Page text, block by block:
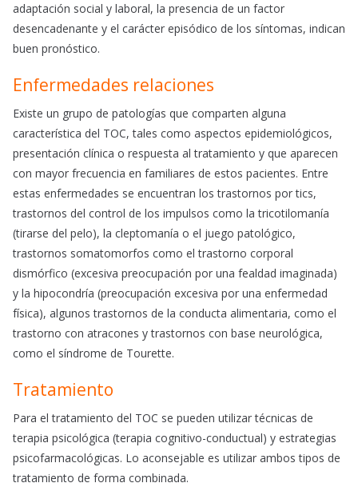
adaptación social y laboral, la presencia de un factor
desencadenante y el carácter episódico de los síntomas, indican
buen pronóstico.
Enfermedades relaciones
Existe un grupo de patologías que comparten alguna
característica del TOC, tales como aspectos epidemiológicos,
presentación clínica o respuesta al tratamiento y que aparecen
con mayor frecuencia en familiares de estos pacientes. Entre
estas enfermedades se encuentran los trastornos por tics,
trastornos del control de los impulsos como la tricotilomanía
(tirarse del pelo), la cleptomanía o el juego patológico,
trastornos somatomorfos como el trastorno corporal
dismórfico (excesiva preocupación por una fealdad imaginada)
y la hipocondría (preocupación excesiva por una enfermedad
física), algunos trastornos de la conducta alimentaria, como el
trastorno con atracones y trastornos con base neurológica,
como el síndrome de Tourette.
Tratamiento
Para el tratamiento del TOC se pueden utilizar técnicas de
terapia psicológica (terapia cognitivo-conductual) y estrategias
psicofarmacológicas. Lo aconsejable es utilizar ambos tipos de
tratamiento de forma combinada.